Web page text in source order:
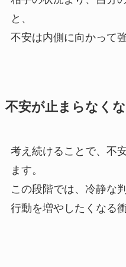
と、
不安は内側に向かって
不安が止まらなく
考え続けることで、不
ます。
この段階では、冷静な
行動を増やしたくなる